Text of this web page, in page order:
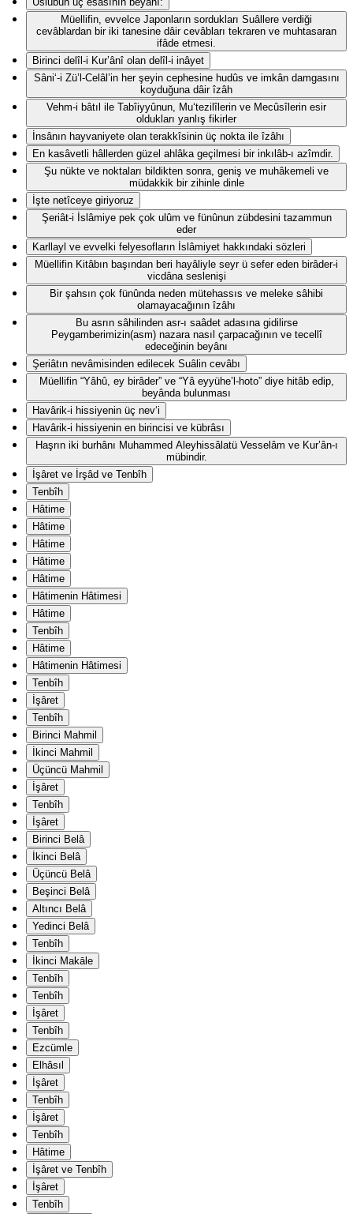
Müellifin, evvelce Japonların sordukları Suâllere verdiği
cevâblardan bir iki tanesine dâir cevâbları tekraren ve muhtasaran
ifâde etmesi.
Birinci delîl-i Kur’ânî olan delîl-i inâyet
Sâni‘-i Zü’l-Celâl’in her şeyin cephesine hudûs ve imkân damgasını
koyduğuna dâir îzâh
Vehm-i bâtıl ile Tabîiyyûnun, Mu‘tezilîlerin ve Mecûsîlerin esir
oldukları yanlış fikirler
İnsânın hayvaniyete olan terakkîsinin üç nokta ile îzâhı
En kasâvetli hâllerden güzel ahlâka geçilmesi bir inkılâb-ı azîmdir.
Şu nükte ve noktaları bildikten sonra, geniş ve muhâkemeli ve
müdakkik bir zihinle dinle
İşte netîceye giriyoruz
Şeriât-i İslâmiye pek çok ulûm ve fünûnun zübdesini tazammun
eder
Karllayl ve evvelki felyesofların İslâmiyet hakkındaki sözleri
Müellifin Kitâbın başından beri hayâliyle seyr ü sefer eden birâder-i
vicdâna seslenişi
Bir şahsın çok fünûnda neden mütehassıs ve meleke sâhibi
olamayacağının îzâhı
Bu asrın sâhilinden asr-ı saâdet adasına gidilirse
Peygamberimizin(asm) nazara nasıl çarpacağının ve tecellî
edeceğinin beyânı
Şeriâtın nevâmisinden edilecek Suâlin cevâbı
Müellifin “Yâhû, ey birâder” ve “Yâ eyyühe’l-hoto” diye hitâb edip,
beyânda bulunması
Havârik-i hissiyenin üç nev‘i
Havârik-i hissiyenin en birincisi ve kübrâsı
Haşrın iki burhânı Muhammed Aleyhissâlatü Vesselâm ve Kur’ân-ı
mübindir.
İşâret ve İrşâd ve Tenbîh
Tenbîh
Hâtime
Hâtime
Hâtime
Hâtime
Hâtime
Hâtimenin Hâtimesi
Hâtime
Tenbîh
Hâtime
Hâtimenin Hâtimesi
Tenbîh
İşâret
Tenbîh
Birinci Mahmil
İkinci Mahmil
Üçüncü Mahmil
İşâret
Tenbîh
İşâret
Birinci Belâ
İkinci Belâ
Üçüncü Belâ
Beşinci Belâ
Altıncı Belâ
Yedinci Belâ
Tenbîh
İkinci Makāle
Tenbîh
Tenbîh
İşâret
Tenbîh
Ezcümle
Elhâsıl
İşâret
Tenbîh
İşâret
Tenbîh
Hâtime
İşâret ve Tenbîh
İşâret
Tenbîh